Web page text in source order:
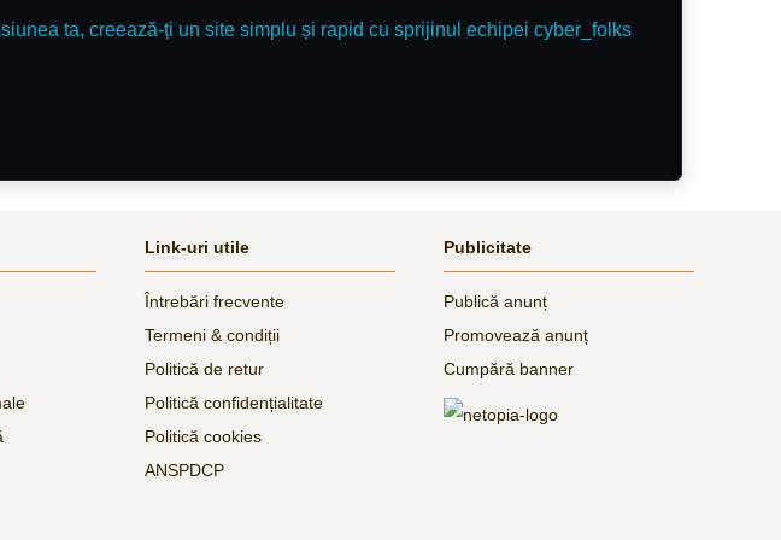
ta, creează-ți un site simplu și rapid cu sprijinul echipei cyber_folks
Link-uri utile
Întrebări frecvente
Termeni & condiții
Politică de retur
Politică confidențialitate
Politică cookies
ANSPDCP
Publicitate
Publică anunț
Promovează anunț
Cumpără banner